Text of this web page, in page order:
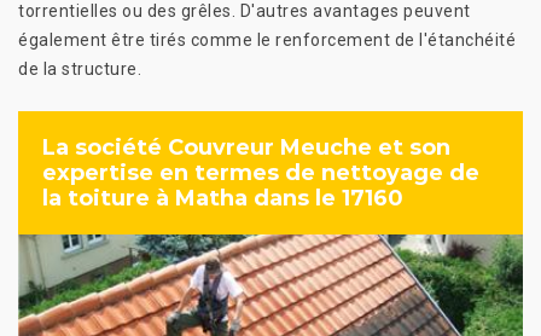
torrentielles ou des grêles. D'autres avantages peuvent
également être tirés comme le renforcement de l'étanchéité
de la structure.
La société Couvreur Meuche et son
expertise en termes de nettoyage de
la toiture à Matha dans le 17160